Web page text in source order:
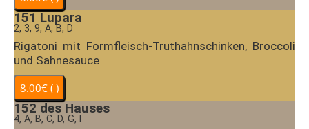
151 Lupara
2, 3, 9, A, B, D
Rigatoni mit Formfleisch-Truthahnschinken, Broccoli
und Sahnesauce
152 des Hauses
4, A, B, C, D, G, I